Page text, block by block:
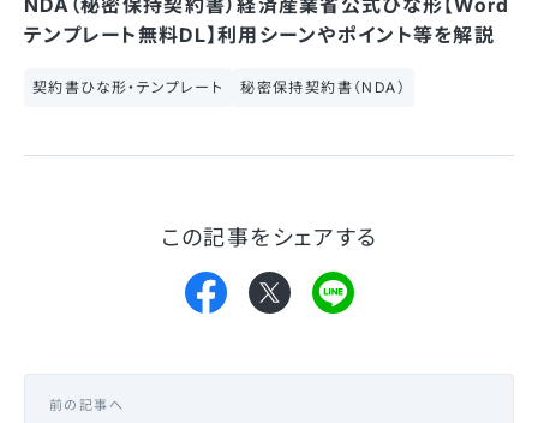
テンプレート無料DL】利用シーンやポイント等を解説
契約書ひな形・テンプレート 秘密保持契約書（NDA）
この記事をシェアする
前の記事へ